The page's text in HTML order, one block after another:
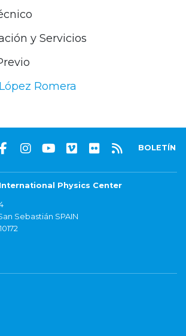
y Servicios
Romera
BOLETÍN
Physics Center
Sebastián SPAIN